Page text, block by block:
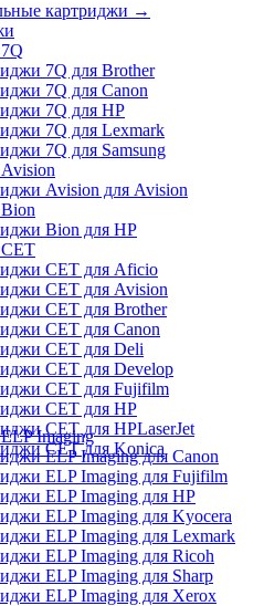
картриджи →
7Q для Brother
7Q для Canon
7Q для HP
7Q для Lexmark
7Q для Samsung
Avision для Avision
Bion для HP
CET для Aficio
CET для Avision
CET для Brother
CET для Canon
CET для Deli
CET для Develop
CET для Fujifilm
CET для HP
CET для HPLaserJet
CET для Konica
Imaging
ELP Imaging для Canon
ELP Imaging для Fujifilm
ELP Imaging для HP
ELP Imaging для Kyocera
ELP Imaging для Lexmark
ELP Imaging для Ricoh
ELP Imaging для Sharp
ELP Imaging для Xerox